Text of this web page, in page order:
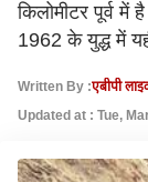
किलोमीटर पूर्व
1962 के युद्ध में
Written By :एबीपी
Updated at : Tue,